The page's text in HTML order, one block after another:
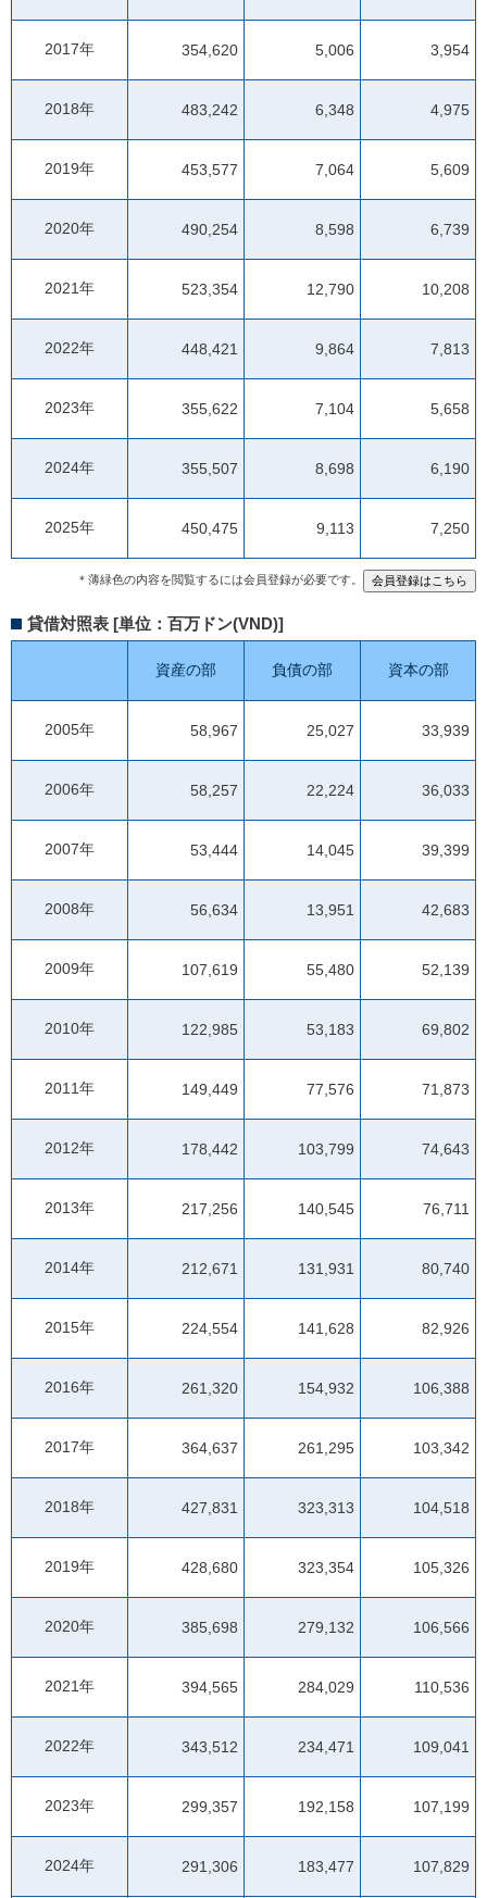
2017年 354,620 5,006 3,954
2018年 483,242 6,348 4,975
2019年 453,577 7,064 5,609
2020年 490,254 8,598 6,739
2021年 523,354 12,790 10,208
2022年 448,421 9,864 7,813
2023年 355,622 7,104 5,658
2024年 355,507 8,698 6,190
2025年 450,475 9,113 7,250
＊薄緑色の内容を閲覧するには会員登録が必要です。
貸借対照表 [単位：百万ドン(VND)]
資産の部 負債の部 資本の部
2005年 58,967 25,027 33,939
2006年 58,257 22,224 36,033
2007年 53,444 14,045 39,399
2008年 56,634 13,951 42,683
2009年 107,619 55,480 52,139
2010年 122,985 53,183 69,802
2011年 149,449 77,576 71,873
2012年 178,442 103,799 74,643
2013年 217,256 140,545 76,711
2014年 212,671 131,931 80,740
2015年 224,554 141,628 82,926
2016年 261,320 154,932 106,388
2017年 364,637 261,295 103,342
2018年 427,831 323,313 104,518
2019年 428,680 323,354 105,326
2020年 385,698 279,132 106,566
2021年 394,565 284,029 110,536
2022年 343,512 234,471 109,041
2023年 299,357 192,158 107,199
2024年 291,306 183,477 107,829